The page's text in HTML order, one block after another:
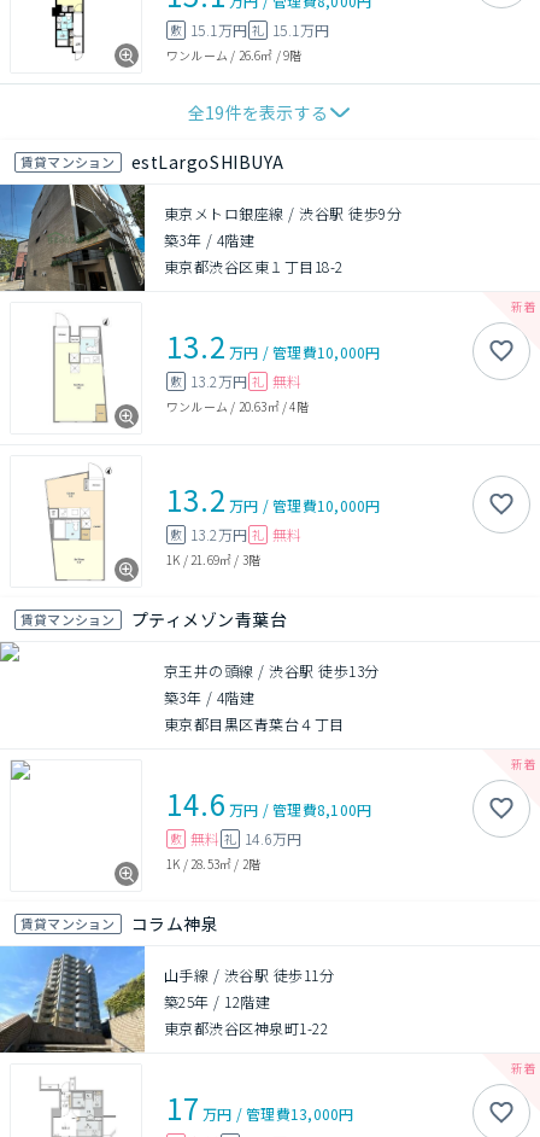
敷 15.1万円 礼 15.1万円
ワンルーム / 26.6㎡ /9階
全19件を表示する
賃貸マンション estLargoSHIBUYA
東京メトロ銀座線 / 渋谷駅 徒歩9分
築3年 / 4階建
東京都渋谷区東１丁目18-2
13.2 万円 /管理費10,000円
敷 13.2万円 礼 無料
ワンルーム / 20.63㎡/4階
13.2 万円 /管理費10,000円
敷 13.2万円 礼 無料
1K / 21.69㎡ / 3階
賃貸マンション プティメゾン青葉台
京王井の頭線 / 渋谷駅 徒歩13分
築3年 / 4階建
東京都目黒区青葉台４丁目
14.6 万円 /管理費8,100円
敷 無料 礼 14.6万円
1K / 28.53㎡ / 2階
賃貸マンション コラム神泉
山手線 / 渋谷駅 徒歩11分
築25年 / 12階建
東京都渋谷区神泉町1-22
17 万円 /管理費13,000円